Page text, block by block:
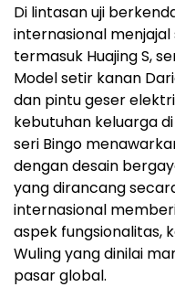
Di lintasan uji
internasional
termasuk Huajing S,
Model setir kanan
dan pintu geser
kebutuhan keluarga
seri Bingo
dengan desain
yang dirancang
internasional
aspek fungsionalitas,
Wuling yang dinilai
pasar global.